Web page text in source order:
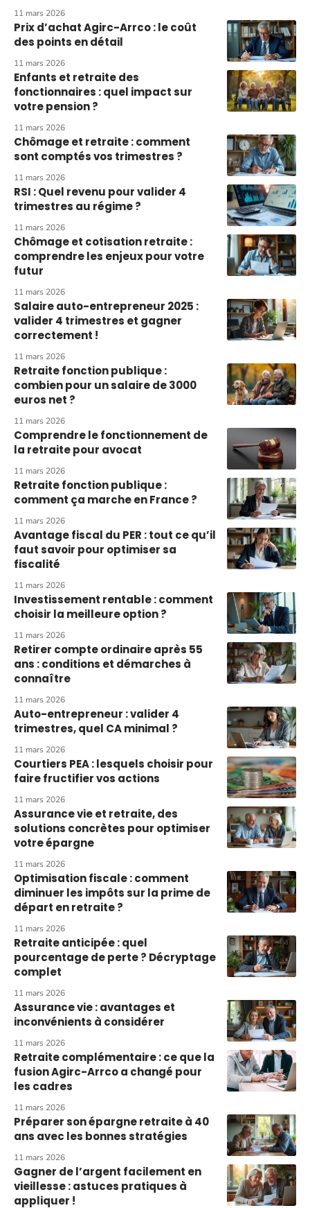
11 mars 2026
Prix d’achat Agirc-Arrco : le coût
des points en détail
11 mars 2026
Enfants et retraite des
fonctionnaires : quel impact sur
votre pension ?
11 mars 2026
Chômage et retraite : comment
sont comptés vos trimestres ?
11 mars 2026
RSI : Quel revenu pour valider 4
trimestres au régime ?
11 mars 2026
Chômage et cotisation retraite :
comprendre les enjeux pour votre
futur
11 mars 2026
Salaire auto-entrepreneur 2025 :
valider 4 trimestres et gagner
correctement !
11 mars 2026
Retraite fonction publique :
combien pour un salaire de 3000
euros net ?
11 mars 2026
Comprendre le fonctionnement de
la retraite pour avocat
11 mars 2026
Retraite fonction publique :
comment ça marche en France ?
11 mars 2026
Avantage fiscal du PER : tout ce qu’il
faut savoir pour optimiser sa
fiscalité
11 mars 2026
Investissement rentable : comment
choisir la meilleure option ?
11 mars 2026
Retirer compte ordinaire après 55
ans : conditions et démarches à
connaître
11 mars 2026
Auto-entrepreneur : valider 4
trimestres, quel CA minimal ?
11 mars 2026
Courtiers PEA : lesquels choisir pour
faire fructifier vos actions
11 mars 2026
Assurance vie et retraite, des
solutions concrètes pour optimiser
votre épargne
11 mars 2026
Optimisation fiscale : comment
diminuer les impôts sur la prime de
départ en retraite ?
11 mars 2026
Retraite anticipée : quel
pourcentage de perte ? Décryptage
complet
11 mars 2026
Assurance vie : avantages et
inconvénients à considérer
11 mars 2026
Retraite complémentaire : ce que la
fusion Agirc-Arrco a changé pour
les cadres
11 mars 2026
Préparer son épargne retraite à 40
ans avec les bonnes stratégies
11 mars 2026
Gagner de l’argent facilement en
vieillesse : astuces pratiques à
appliquer !